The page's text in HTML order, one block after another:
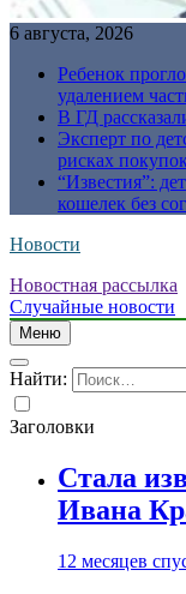
6 августа, 2026
Ребенок
удалением
В ГД
Эксперт по
рисках
“Известия”:
кошелек без
Новости
Новостная рассылка
Случайные новости
Меню
Найти:
Заголовки
Стала
Ивана
12 месяцев